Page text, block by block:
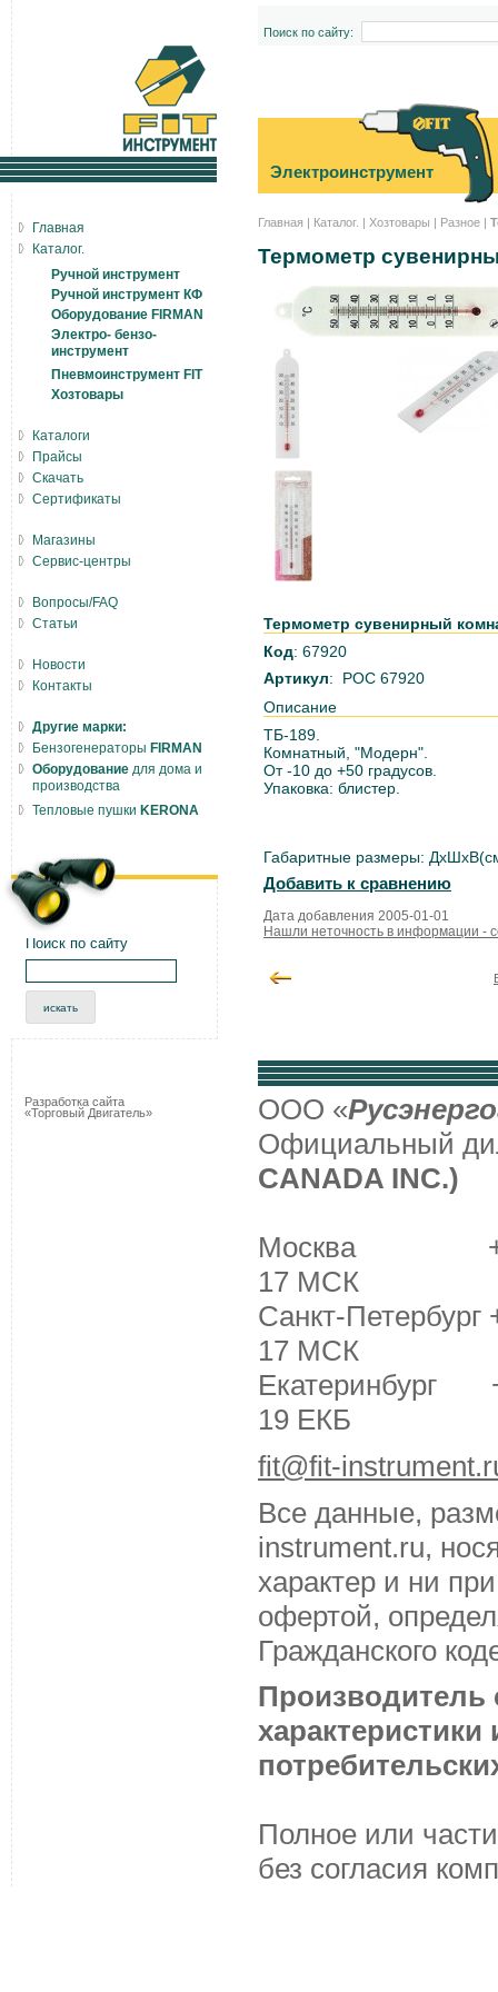
Поиск по сайту:
Электроинструмент
Главная | Каталог. | Хозтовары | Разное |
Термометр
Термометр сувенирный
Код: 67920
Артикул: РОС 67920
Описание
ТБ-189.
Комнатный, "Модерн".
От -10 до +50 градусов.
Упаковка: блистер.
Габаритные размеры:
Добавить к сравнению
Дата добавления 2005-01-01
Нашли неточность в информации -
Главная
Каталог.
Ручной инструмент
Ручной инструмент КФ
Оборудование FIRMAN
Электро- бензо-
инструмент
Пневмоинструмент FIT
Хозтовары
Каталоги
Прайсы
Скачать
Сертификаты
Магазины
Сервис-центры
Вопросы/FAQ
Статьи
Новости
Контакты
Другие марки:
Бензогенераторы FIRMAN
Оборудование для дома и
производства
Тепловые пушки KERONA
Поиск по сайту
Разработка сайта
«Торговый Двигатель»
ООО «
Официальный
CANADA INC.)
Москва +7
17 МСК
Санкт-
17 МСК
Екатеринбург
19 ЕКБ
fit@fit-
Все данные,
instrument.ru,
характер и ни
офертой,
Гражданского
Производитель
Полное или
без согласия